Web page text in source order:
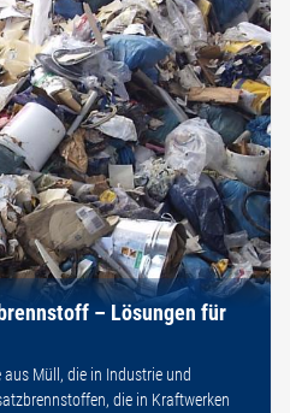
– Lösungen für
Müll, die in Industrie und
die in Kraftwerken